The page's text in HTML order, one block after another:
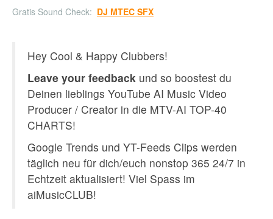
Gratis Sound Check: DJ MTEC SFX
Hey Cool & Happy Clubbers!
Leave your feedback und so boostest du
Deinen lieblings YouTube AI Music Video
Producer / Creator in die MTV-AI TOP-40
CHARTS!
Google Trends und YT-Feeds Clips werden
täglich neu für dich/euch nonstop 365 24/7 in
Echtzeit aktualisiert! Viel Spass im
aiMusicCLUB!